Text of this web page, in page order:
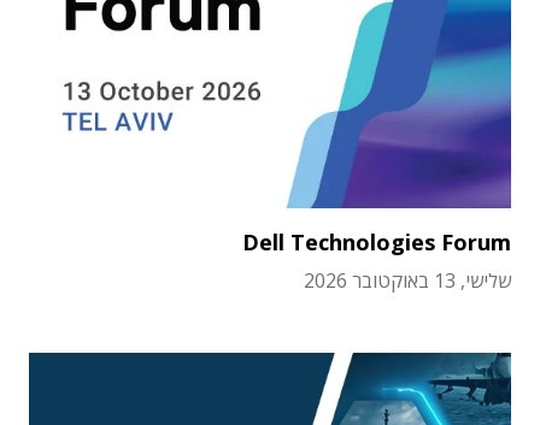
Dell Technologies Forum
שלישי, 13 באוקטובר 2026